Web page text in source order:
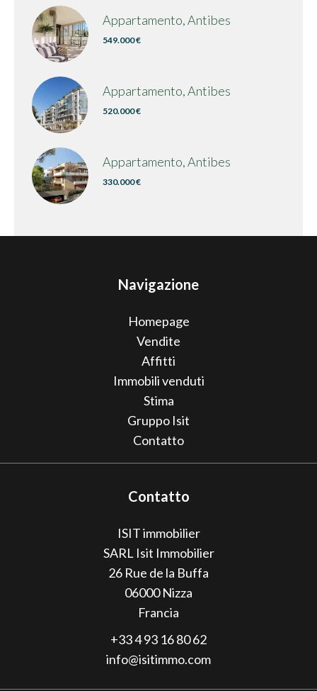
Appartamento, Antibes
549.000 €
Appartamento, Antibes
520.000 €
Appartamento, Antibes
330.000 €
Navigazione
Homepage
Vendite
Affitti
Immobili venduti
Stima
Gruppo Isit
Contatto
Contatto
ISIT immobilier
SARL Isit Immobilier
26 Rue de la Buffa
06000Nizza
Francia
+33 4 93 16 80 62
info@isitimmo.com